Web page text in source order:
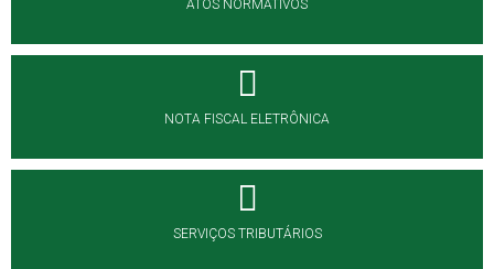
ATOS NORMATIVOS
NOTA FISCAL ELETRÔNICA
SERVIÇOS TRIBUTÁRIOS